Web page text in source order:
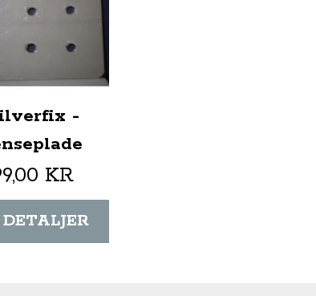
-
KR
DETALJER